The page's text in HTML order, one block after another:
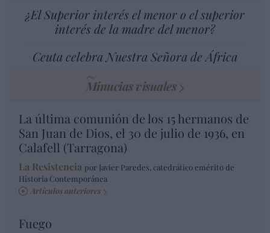
¿El Superior interés el menor o el superior
interés de la madre del menor?
Ceuta celebra Nuestra Señora de África
Minucias visuales
La última comunión de los 15 hermanos de
San Juan de Dios, el 30 de julio de 1936, en
Calafell (Tarragona)
La Resistencia por Javier Paredes, catedrático emérito de
Historia Contemporánea
Artículos anteriores
Fuego